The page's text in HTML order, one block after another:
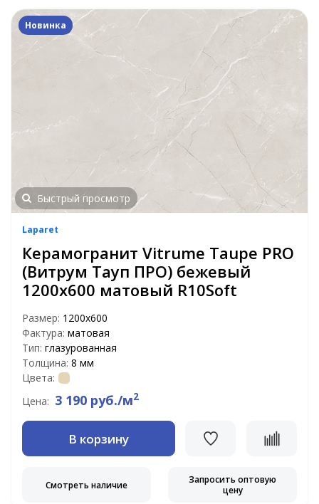
Новинка
Быстрый просмотр
Laparet
Керамогранит Vitrume Taupe PRO
(Витрум Тауп ПРО) бежевый
1200x600 матовый R10Soft
Размер: 1200x600
Фактура: матовая
Тип: глазурованная
Толщина: 8 мм
Цвета:
Цена: 3 190 руб./м2
В корзину
Смотреть наличие
Запросить оптовую
цену